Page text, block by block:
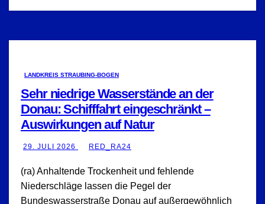
LANDKREIS STRAUBING-BOGEN
Sehr niedrige Wasserstände an der
Donau: Schifffahrt eingeschränkt –
Auswirkungen auf Natur
29. JULI 2026 RED_RA24
(ra) Anhaltende Trockenheit und fehlende
Niederschläge lassen die Pegel der
Bundeswasserstraße Donau auf außergewöhnlich